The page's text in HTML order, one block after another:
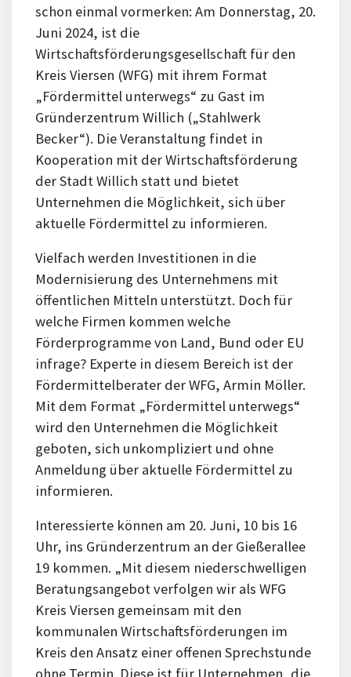
schon einmal vormerken: Am Donnerstag, 20.
Juni 2024, ist die
Wirtschaftsförderungsgesellschaft für den
Kreis Viersen (WFG) mit ihrem Format
„Fördermittel unterwegs“ zu Gast im
Gründerzentrum Willich („Stahlwerk
Becker“). Die Veranstaltung findet in
Kooperation mit der Wirtschaftsförderung
der Stadt Willich statt und bietet
Unternehmen die Möglichkeit, sich über
aktuelle Fördermittel zu informieren.
Vielfach werden Investitionen in die
Modernisierung des Unternehmens mit
öffentlichen Mitteln unterstützt. Doch für
welche Firmen kommen welche
Förderprogramme von Land, Bund oder EU
infrage? Experte in diesem Bereich ist der
Fördermittelberater der WFG, Armin Möller.
Mit dem Format „Fördermittel unterwegs“
wird den Unternehmen die Möglichkeit
geboten, sich unkompliziert und ohne
Anmeldung über aktuelle Fördermittel zu
informieren.
Interessierte können am 20. Juni, 10 bis 16
Uhr, ins Gründerzentrum an der Gießerallee
19 kommen. „Mit diesem niederschwelligen
Beratungsangebot verfolgen wir als WFG
Kreis Viersen gemeinsam mit den
kommunalen Wirtschaftsförderungen im
Kreis den Ansatz einer offenen Sprechstunde
ohne Termin. Diese ist für Unternehmen, die